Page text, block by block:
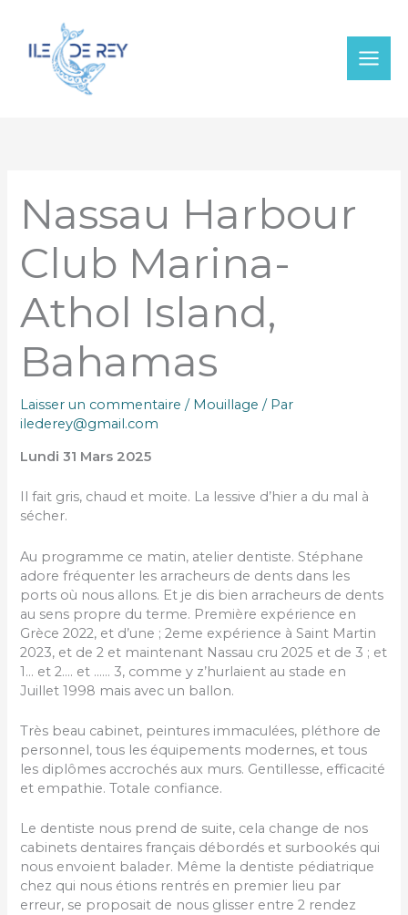
contenu
Nassau Harbour
Club Marina-
Athol Island,
Bahamas
Laisser un commentaire / Mouillage / Par
ilederey@gmail.com
Lundi 31 Mars 2025
Il fait gris, chaud et moite. La lessive d’hier a du mal à
sécher.
Au programme ce matin, atelier dentiste. Stéphane
adore fréquenter les arracheurs de dents dans les
ports où nous allons. Et je dis bien arracheurs de dents
au sens propre du terme. Première expérience en
Grèce 2022, et d’une ; 2eme expérience à Saint Martin
2023, et de 2 et maintenant Nassau cru 2025 et de 3 ; et
1… et 2…. et …… 3, comme y z’hurlaient au stade en
Juillet 1998 mais avec un ballon.
Très beau cabinet, peintures immaculées, pléthore de
personnel, tous les équipements modernes, et tous
les diplômes accrochés aux murs. Gentillesse, efficacité
et empathie. Totale confiance.
Le dentiste nous prend de suite, cela change de nos
cabinets dentaires français débordés et surbookés qui
nous envoient balader. Même la dentiste pédiatrique
chez qui nous étions rentrés en premier lieu par
erreur, se proposait de nous glisser entre 2 rendez